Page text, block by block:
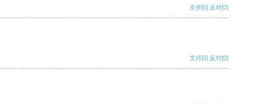
支持[0] 反对[0]
支持[0] 反对[0]